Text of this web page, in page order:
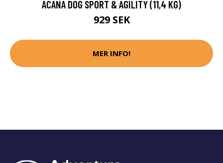
ACANA DOG SPORT & AGILITY (11,4 KG)
929 SEK
MER INFO!